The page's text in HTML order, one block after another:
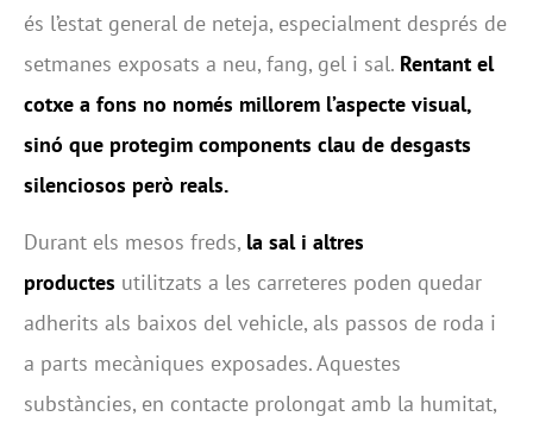
és l’estat general de neteja, especialment després de
setmanes exposats a neu, fang, gel i sal. Rentant el
cotxe a fons no només millorem l’aspecte visual,
sinó que protegim components clau de desgasts
silenciosos però reals.
Durant els mesos freds, la sal i altres
productes utilitzats a les carreteres poden quedar
adherits als baixos del vehicle, als passos de roda i
a parts mecàniques exposades. Aquestes
substàncies, en contacte prolongat amb la humitat,